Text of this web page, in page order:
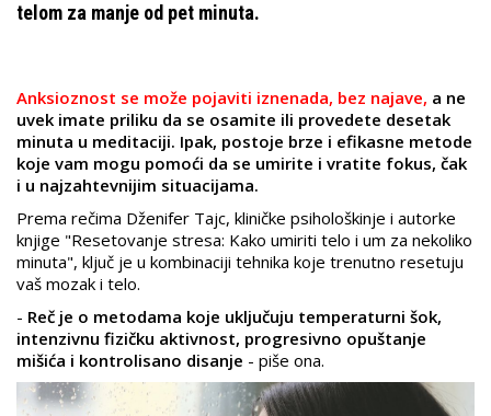
telom za manje od pet minuta.
Anksioznost se može pojaviti iznenada, bez najave, a ne
uvek imate priliku da se osamite ili provedete desetak
minuta u meditaciji. Ipak, postoje brze i efikasne metode
koje vam mogu pomoći da se umirite i vratite fokus, čak
i u najzahtevnijim situacijama.
Prema rečima Dženifer Tajc, kliničke psihološkinje i autorke
knjige "Resetovanje stresa: Kako umiriti telo i um za nekoliko
minuta", ključ je u kombinaciji tehnika koje trenutno resetuju
vaš mozak i telo.
- Reč je o metodama koje uključuju temperaturni šok,
intenzivnu fizičku aktivnost, progresivno opuštanje
mišića i kontrolisano disanje - piše ona.